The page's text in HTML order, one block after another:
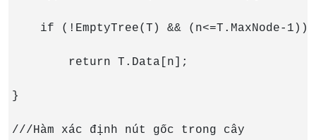
    if (!EmptyTree(T) && (n<=T.MaxNode-1))
        return T.Data[n];
}
///Hàm xác định nút gốc trong cây